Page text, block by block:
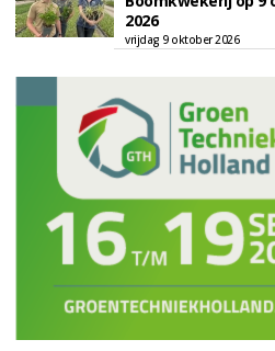
2026
vrijdag 9 oktober 2026